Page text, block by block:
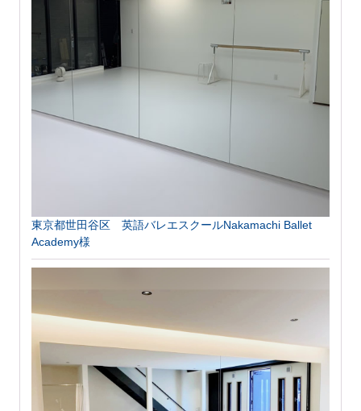
東京都世田谷区 英語バレエスクールNakamachi Ballet
Academy様